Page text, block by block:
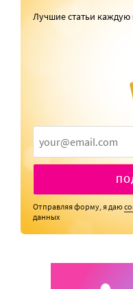
Лучшие статьи
Отправляя форму, я даю
данных